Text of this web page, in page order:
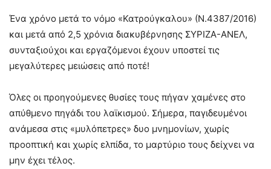
Ένα χρόνο μετά το νόμο «Κατρούγκαλου» (Ν.4387/2016)
και μετά από 2,5 χρόνια διακυβέρνησης ΣΥΡΙΖΑ-ΑΝΕΛ,
συνταξιούχοι και εργαζόμενοι έχουν υποστεί τις
μεγαλύτερες μειώσεις από ποτέ!
Όλες οι προηγούμενες θυσίες τους πήγαν χαμένες στο
απύθμενο πηγάδι του λαϊκισμού. Σήμερα, παγιδευμένοι
ανάμεσα στις «μυλόπετρες» δυο μνημονίων, χωρίς
προοπτική και χωρίς ελπίδα, το μαρτύριο τους δείχνει να
μην έχει τέλος.